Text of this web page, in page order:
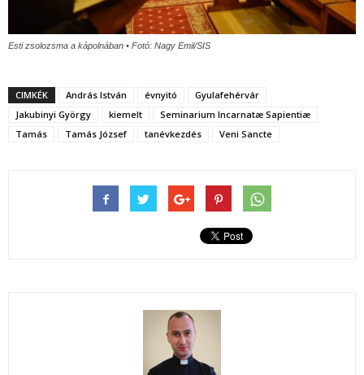
Esti zsolozsma a kápolnában • Fotó: Nagy Emil/SIS
CIMKÉK András István évnyitó
Gyulafehérvár
Jakubinyi György
kiemelt
Seminarium Incarnatæ Sapientiæ
Tamás
Tamás József tanévkezdés Veni Sancte